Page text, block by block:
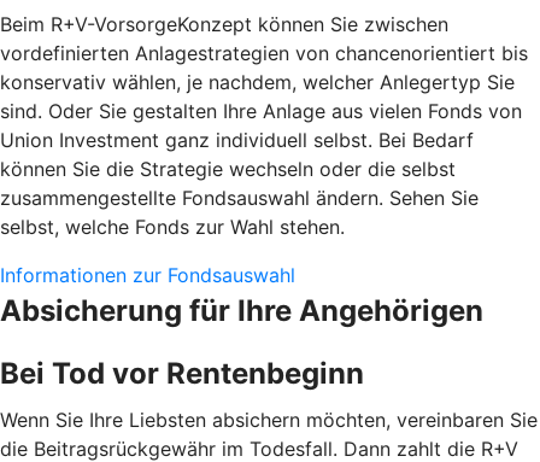
Beim R+V-VorsorgeKonzept können Sie zwischen
vordefinierten Anlagestrategien von chancenorientiert bis
konservativ wählen, je nachdem, welcher Anlegertyp Sie
sind. Oder Sie gestalten Ihre Anlage aus vielen Fonds von
Union Investment ganz individuell selbst. Bei Bedarf
können Sie die Strategie wechseln oder die selbst
zusammengestellte Fondsauswahl ändern. Sehen Sie
selbst, welche Fonds zur Wahl stehen.
Informationen zur Fondsauswahl
Absicherung für Ihre Angehörigen
Bei Tod vor Rentenbeginn
Wenn Sie Ihre Liebsten absichern möchten, vereinbaren Sie
die Beitragsrückgewähr im Todesfall. Dann zahlt die R+V